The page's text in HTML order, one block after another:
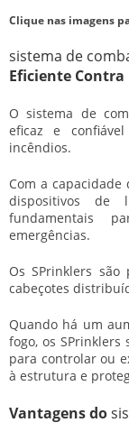
Clique nas imagens
sistema de
Eficiente
Osistema de
eficaz e
incêndios.
Com a
dispositivos de
fundamentais
emergências.
Os SPrinklers
cabeçotes
Quando há um
fogo, os
para controlar ou
à estrutura e
Vantagens do